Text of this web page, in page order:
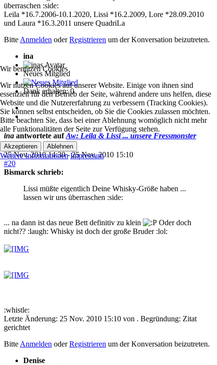
überraschen :side:
Leila *16.7.2006-10.1.2020, Lissi *16.2.2009, Lore *28.09.2010
und Laura *16.3.2011 unsere QuadriLa
BitteAnmelden oderRegistrieren um der Konversation beizutreten.
ina
Neues Mitglied
Dank erhalten: 0
ina antwortete aufAw: Leila & Lissi ... unsere Fressmonster
25 Nov. 2010 14:30-25 Nov. 2010 15:10
#20
Bismarck schrieb:
Lissi müßte eigentlich Deine Whisky-Größe haben ...
lassen wir uns überraschen :side:
... na dann ist das neue Bett definitiv zu klein
Oder doch
nicht?? :laugh: Whisky ist doch der große Bruder :lol:
:whistle:
Letzte Änderung: 25 Nov. 2010 15:10 von . Begründung: Zitat
gerichtet
Bitte Anmelden oderRegistrieren um der Konversation beizutreten.
Denise
Wir benutzen Cookies
Wir nutzen Cookies auf unserer Website. Einige von ihnen sind
essenziell für den Betrieb der Seite, während andere uns helfen, diese
Website und die Nutzererfahrung zu verbessern (Tracking Cookies).
Sie können selbst entscheiden, ob Sie die Cookies zulassen möchten.
Bitte beachten Sie, dass bei einer Ablehnung womöglich nicht mehr
alle Funktionalitäten der Seite zur Verfügung stehen.
Akzeptieren Ablehnen
Weitere Informationen Impressum